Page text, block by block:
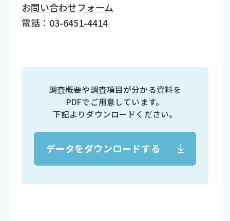
お問い合わせフォーム
電話：03-6451-4414
調査概要や調査項目が分かる資料を
PDFでご用意しています。
下記よりダウンロードください。
データをダウンロードする